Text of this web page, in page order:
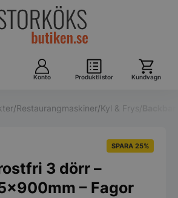
Konto Produktlistor Kundvagn
/Restaurangmaskiner/Kyl & Frys /
SPARA 25%
3 dörr –
– Fagor